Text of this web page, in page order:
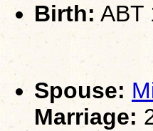
Birth: ABT
Spouse:
Marriage: